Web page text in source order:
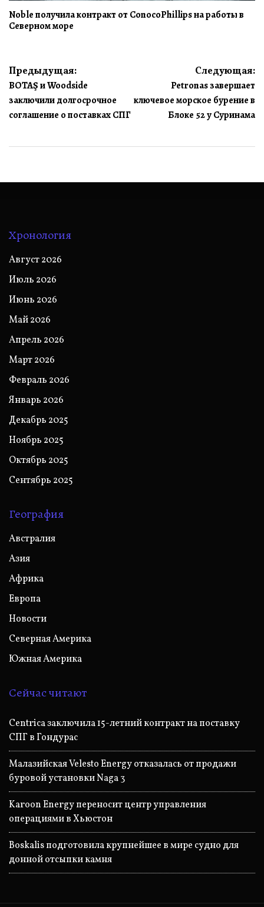
Noble получила контракт от ConocoPhillips на работы в
Северном море
Навигация
по
записям
Предыдущая:
BOTAŞ и Woodside
заключили долгосрочное
соглашение о поставках СПГ
Следующая:
Petronas завершает
ключевое морское бурение в
Блоке 52 у Суринама
Хронология
Август 2026
Июль 2026
Июнь 2026
Май 2026
Апрель 2026
Март 2026
Февраль 2026
Январь 2026
Декабрь 2025
Ноябрь 2025
Октябрь 2025
Сентябрь 2025
География
Австралия
Азия
Африка
Европа
Новости
Северная Америка
Южная Америка
Сейчас читают
Centrica заключила 15-летний контракт на поставку
СПГ в Гондурас
Малазийская Velesto Energy отказалась от продажи
буровой установки Naga 3
Karoon Energy переносит центр управления
операциями в Хьюстон
Boskalis подготовила крупнейшее в мире судно для
донной отсыпки камня